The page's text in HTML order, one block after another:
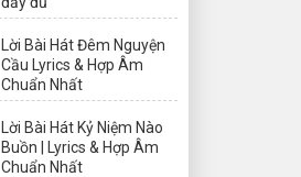
Lời Bài Hát Đêm Nguyện
Cầu Lyrics & Hợp Âm
Chuẩn Nhất
Lời Bài Hát Kỷ Niệm Nào
Buồn | Lyrics & Hợp Âm
Chuẩn Nhất